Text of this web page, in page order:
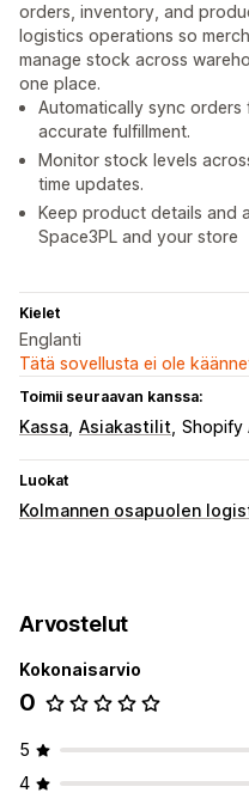
orders, inventory, and
logistics operations so
manage stock across
one place.
Automatically sync
accurate fulfillment.
Monitor stock levels
time updates.
Keep product details and
Space3PL and your store
Kielet
Englanti
Tätä sovellusta ei ole
Toimii seuraavan kanssa:
Kassa Asiakastilit Shopify
Luokat
Kolmannen osapuolen
Varaston muutokset
Arvostelut
Kokonaisarvio
0
5
4